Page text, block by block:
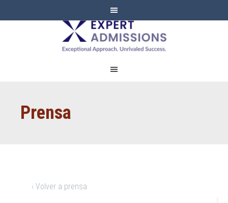
EXPERT
ADMISSIONS
Prensa
‹ Volver a prensa